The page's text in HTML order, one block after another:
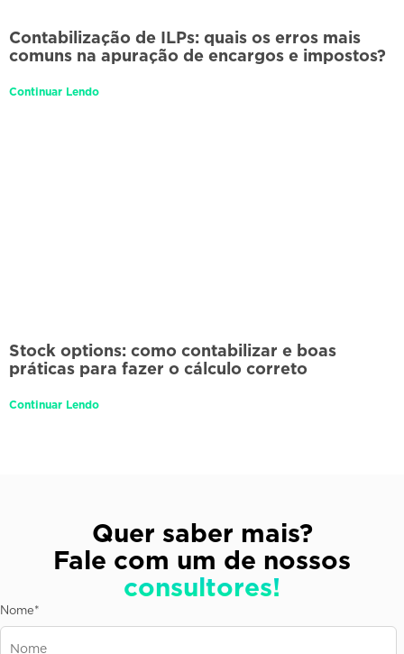
Contabilização de ILPs: quais os erros mais
comuns na apuração de encargos e impostos?
Continuar Lendo
Stock options: como contabilizar e boas
práticas para fazer o cálculo correto
Continuar Lendo
Quer saber mais?
Fale com um de nossos
consultores!
Nome*